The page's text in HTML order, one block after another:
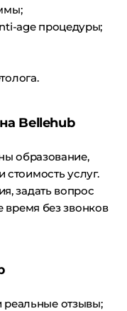
age процедуры;
Bellehub
образование,
стоимость услуг.
задать вопрос
время без звонков
отзывы;